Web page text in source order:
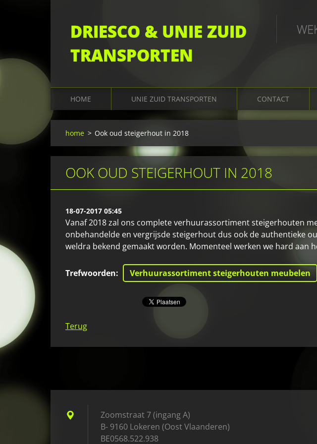
DRIESCO & UNIE ZUID
TRANSPORTEN
HOME UNIE ZUID TRANSPORTEN CONTACT
home > Ook oud steigerhout in 2018
OOK OUD STEIGERHOUT IN 2018
18-07-2017 05:45
Vanaf 2018 zal ons complete verhuurassortiment steigerhouten
onbehandelde en vergrijsde steigerhout dus ook de authentieke
weldra bekend gemaakt worden. Momenteel werken we hard aan
Trefwoorden: Verhuurassortiment steigerhouten meubelen
Terug
Zoomstraat 7 (ingang A)
B- 9160 Lokeren (Oost Vlaanderen)
BE0568.522.938